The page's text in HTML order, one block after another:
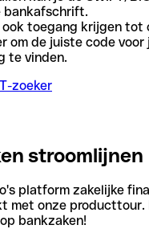
bankafschrift.
toegang krijgen tot
om de juiste code voor
te vinden.
zoeker
stroomlijnen
platform zakelijke
met onze producttour.
bankzaken!